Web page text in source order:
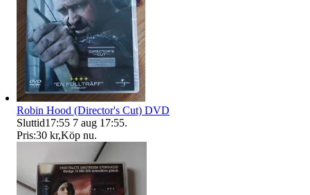
Robin Hood (Director's Cut) DVD
Sluttid17:55 7 aug 17:55.
Pris:30 kr,Köp nu.